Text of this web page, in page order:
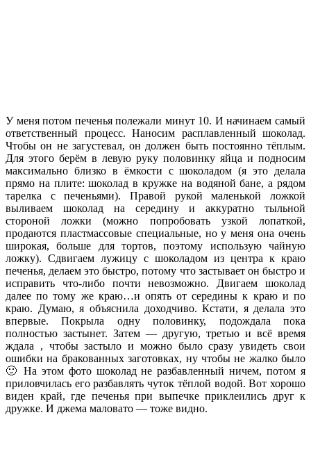
У меня потом печенья полежали минут 10. И начинаем самый
ответственный процесс. Наносим расплавленный шоколад.
Чтобы он не загустевал, он должен быть постоянно тёплым.
Для этого берём в левую руку половинку яйца и подносим
максимально близко в ёмкости с шоколадом (я это делала
прямо на плите: шоколад в кружке на водяной бане, а рядом
тарелка с печеньями). Правой рукой маленькой ложкой
выливаем шоколад на середину и аккуратно тыльной
стороной ложки (можно попробовать узкой лопаткой,
продаются пластмассовые специальные, но у меня она очень
широкая, больше для тортов, поэтому использую чайную
ложку). Сдвигаем лужицу с шоколадом из центра к краю
печенья, делаем это быстро, потому что застывает он быстро и
исправить что-либо почти невозможно. Двигаем шоколад
далее по тому же краю…и опять от середины к краю и по
краю. Думаю, я объяснила доходчиво. Кстати, я делала это
впервые. Покрыла одну половинку, подождала пока
полностью застынет. Затем — другую, третью и всё время
ждала , чтобы застыло и можно было сразу увидеть свои
ошибки на бракованных заготовках, ну чтобы не жалко было
🙂 На этом фото шоколад не разбавленный ничем, потом я
приловчилась его разбавлять чуток тёплой водой. Вот хорошо
виден край, где печенья при выпечке приклеились друг к
дружке. И джема маловато — тоже видно.